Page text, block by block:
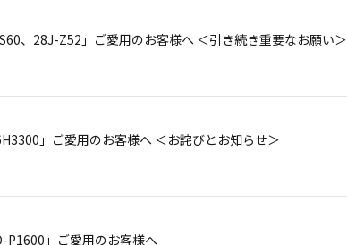
、28J-Z52」ご愛用のお客様へ ＜引き続き重要なお願い＞
」ご愛用のお客様へ ＜お詫びとお知らせ＞
P1600」ご愛用のお客様へ
コンデンサからの蒸気発生現象について
」ご愛用のお客様へ
客様へ